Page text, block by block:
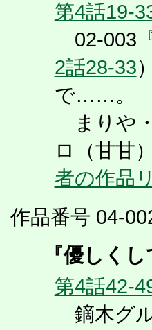
第4話19-
02-003
2話28-33
で……。
まりや
ロ（甘甘
者の作品
作品番号 04-
『優しく
第4話42-
鏑木グ